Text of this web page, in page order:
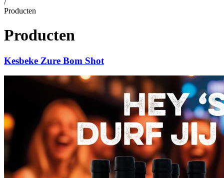
Producten
Producten
Kesbeke Zure Bom Shot